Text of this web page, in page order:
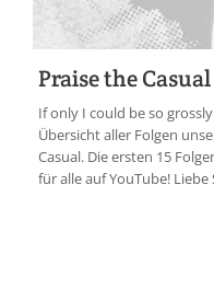
Praise the Casual
If only I could be so
Übersicht aller Folgen
Casual. Die ersten 15
für alle auf YouTube!